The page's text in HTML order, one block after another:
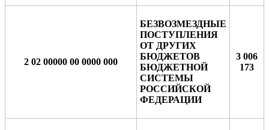
2 02 00000 00 0000 000
БЕЗВОЗМЕЗДНЫЕ
ПОСТУПЛЕНИЯ
ОТ ДРУГИХ
БЮДЖЕТОВ
БЮДЖЕТНОЙ
СИСТЕМЫ
РОССИЙСКОЙ
ФЕДЕРАЦИИ
3 006
173